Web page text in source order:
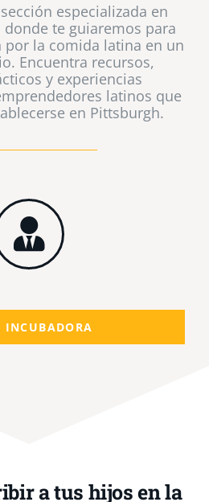
especializada en
te guiaremos para
la comida latina en un
Encuentra recursos,
y experiencias
latinos que
en Pittsburgh.
INCUBADORA
a tus hijos en la